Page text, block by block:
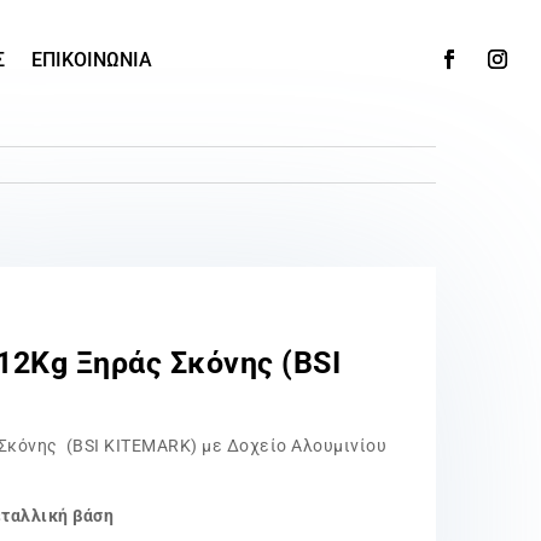
ΕΠΙΚΟΙΝΩΝΙΑ
Ξηράς Σκόνης (BSI
(BSI KITEMARK) με Δοχείο Αλουμινίου
βάση